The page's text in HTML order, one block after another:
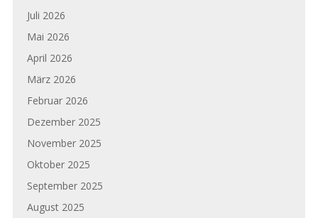
Juli 2026
Mai 2026
April 2026
März 2026
Februar 2026
Dezember 2025
November 2025
Oktober 2025
September 2025
August 2025